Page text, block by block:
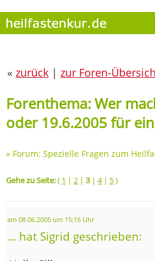
« zurück | zur Foren-
Forenthema: Wer
oder 19.6.2005 für
» Forum: Spezielle Fragen zum
Gehe zu Seite:( 1 | 2 | 3| 4| 5)
am 08.06.2005 um 15:16 Uhr
... hat Sigrid geschrieben: